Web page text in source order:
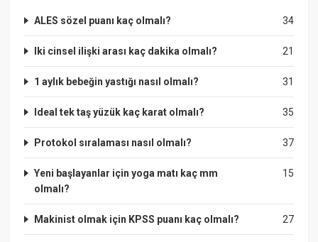
34
ALES sözel puanı kaç olmalı?
21
Iki cinsel ilişki arası kaç dakika olmalı?
31
1 aylık bebeğin yastığı nasıl olmalı?
35
Ideal tek taş yüzük kaç karat olmalı?
37
Protokol sıralaması nasıl olmalı?
15
Yeni başlayanlar için yoga matı kaç mm
olmalı?
27
Makinist olmak için KPSS puanı kaç olmalı?